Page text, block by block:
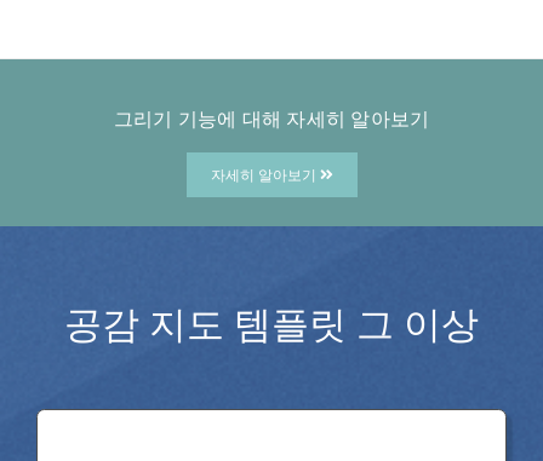
그리기 기능에 대해 자세히 알아보기
자세히 알아보기
공감 지도 템플릿 그 이상